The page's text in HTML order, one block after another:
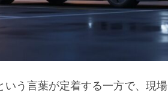
いう言葉が定着する一方で、現